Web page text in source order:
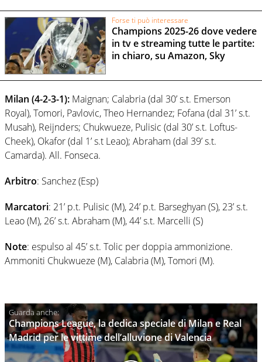
Forse ti può interessare
Champions 2025-26 dove vedere
in tv e streaming tutte le partite:
in chiaro, su Amazon, Sky
Milan (4-2-3-1): Maignan; Calabria (dal 30’ s.t. Emerson
Royal), Tomori, Pavlovic, Theo Hernandez; Fofana (dal 31’ s.t.
Musah), Reijnders; Chukwueze, Pulisic (dal 30’ s.t. Loftus-
Cheek), Okafor (dal 1’ s.t Leao); Abraham (dal 39’ s.t.
Camarda). All. Fonseca.
Arbitro: Sanchez (Esp)
Marcatori: 21’ p.t. Pulisic (M), 24’ p.t. Barseghyan (S), 23’ s.t.
Leao (M), 26’ s.t. Abraham (M), 44’ s.t. Marcelli (S)
Note: espulso al 45’ s.t. Tolic per doppia ammonizione.
Ammoniti Chukwueze (M), Calabria (M), Tomori (M).
Champions League, la dedica speciale di Milan e Real
Madrid per le vittime dell’alluvione di Valencia